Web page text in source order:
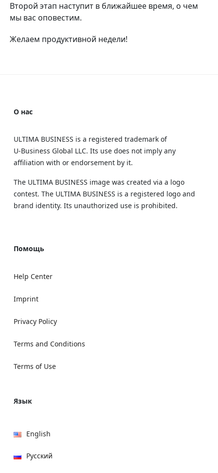
Второй этап наступит в ближайшее время, о чем
мы вас оповестим.
Желаем продуктивной недели!
О нас
ULTIMA BUSINESS is a registered trademark of
U‑Business Global LLC. Its use does not imply any
affiliation with or endorsement by it.
The ULTIMA BUSINESS image was created via a logo
contest. The ULTIMA BUSINESS is a registered logo and
brand identity. Its unauthorized use is prohibited.
Помощь
Help Center
Imprint
Privacy Policy
Terms and Conditions
Terms of Use
Язык
English
Русский